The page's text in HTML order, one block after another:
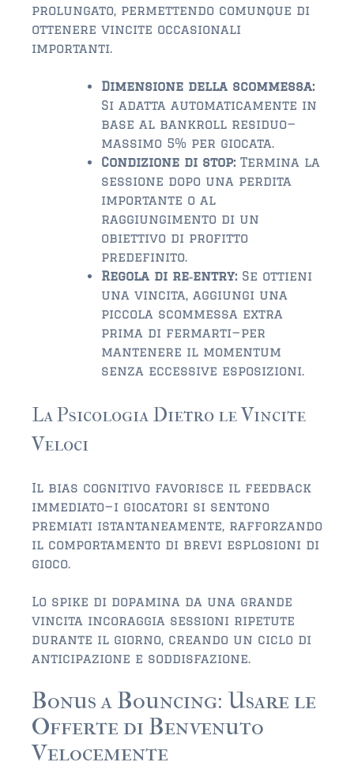
prolungato, permettendo comunque di
ottenere vincite occasionali
importanti.
Dimensione della scommessa:
Si adatta automaticamente in
base al bankroll residuo—
massimo 5% per giocata.
Condizione di stop: Termina la
sessione dopo una perdita
importante o al
raggiungimento di un
obiettivo di profitto
predefinito.
Regola di re‑entry: Se ottieni
una vincita, aggiungi una
piccola scommessa extra
prima di fermarti—per
mantenere il momentum
senza eccessive esposizioni.
La Psicologia Dietro le Vincite
Veloci
Il bias cognitivo favorisce il feedback
immediato—i giocatori si sentono
premiati istantaneamente, rafforzando
il comportamento di brevi esplosioni di
gioco.
Lo spike di dopamina da una grande
vincita incoraggia sessioni ripetute
durante il giorno, creando un ciclo di
anticipazione e soddisfazione.
Bonus a Bouncing: Usare le
Offerte di Benvenuto
Velocemente